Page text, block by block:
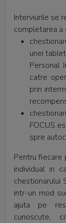
Interviurile se
completarea a
unei
Personal
catre
prin
FOCUS
spre
Pentru fiecare
individual in
chestionarului
intr-un mod
ajuta pe
cunoscute,